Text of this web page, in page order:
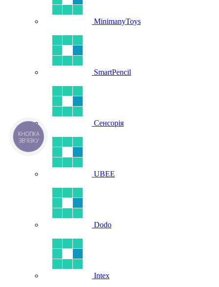
MinimanyToys
SmartPencil
Сенсорія
UBEE
Dodo
Intex
КНОПКА
ЗВ'ЯЗКУ